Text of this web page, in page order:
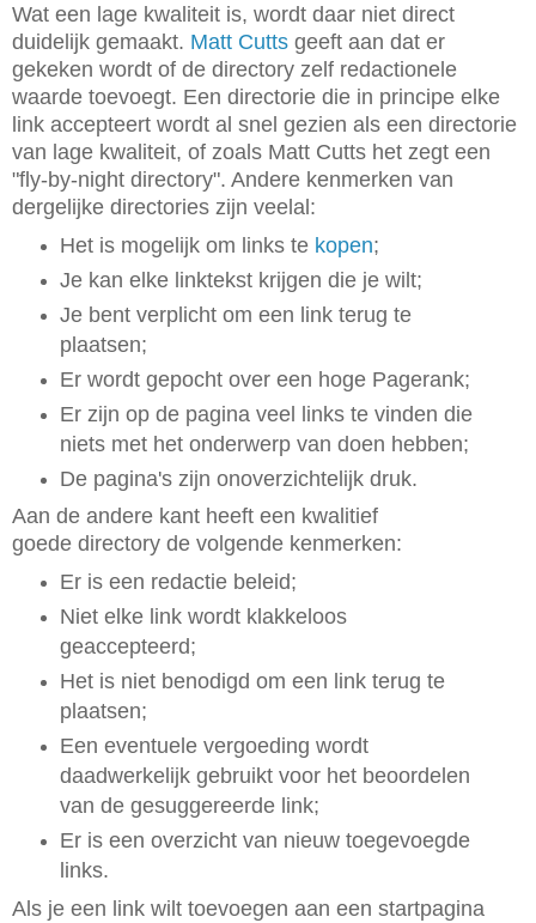
Wat een lage kwaliteit is, wordt daar niet direct
duidelijk gemaakt. Matt Cutts geeft aan dat er
gekeken wordt of de directory zelf redactionele
waarde toevoegt. Een directorie die in principe elke
link accepteert wordt al snel gezien als een directorie
van lage kwaliteit, of zoals Matt Cutts het zegt een
"fly-by-night directory". Andere kenmerken van
dergelijke directories zijn veelal:
Het is mogelijk om links te kopen;
Je kan elke linktekst krijgen die je wilt;
Je bent verplicht om een link terug te
plaatsen;
Er wordt gepocht over een hoge Pagerank;
Er zijn op de pagina veel links te vinden die
niets met het onderwerp van doen hebben;
De pagina's zijn onoverzichtelijk druk.
Aan de andere kant heeft een kwalitief
goede directory de volgende kenmerken:
Er is een redactie beleid;
Niet elke link wordt klakkeloos
geaccepteerd;
Het is niet benodigd om een link terug te
plaatsen;
Een eventuele vergoeding wordt
daadwerkelijk gebruikt voor het beoordelen
van de gesuggereerde link;
Er is een overzicht van nieuw toegevoegde
links.
Als je een link wilt toevoegen aan een startpagina